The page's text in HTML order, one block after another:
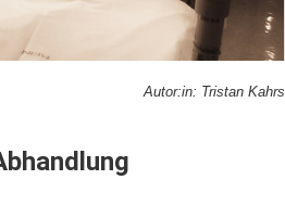
Autor:in: Tristan Kahrs